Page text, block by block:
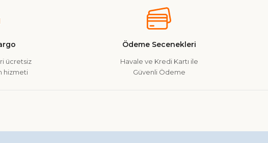
ücretsiz
hizmeti
Ödeme Secenekleri
Havale ve Kredi Kartı ile
Güvenli Ödeme